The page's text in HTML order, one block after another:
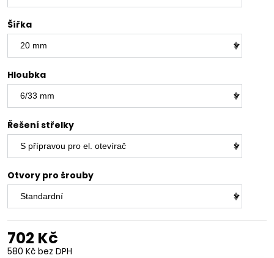
Šířka
Hloubka
Řešení střelky
Otvory pro šrouby
702 Kč
580 Kč bez DPH